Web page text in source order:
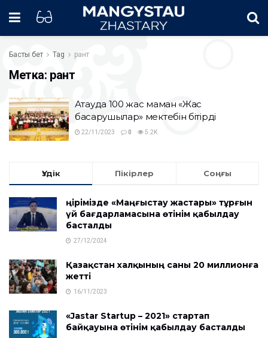
Басты бет Tag рант
Метка: рант
Ақтауда 100 жас маман «Жас
басқарушылар» мектебін бітірді
22/11/2023 0 5.2K
Үздік Пікірлер Соңғы
Өңірімізде «Маңғыстау жастары» тұрғын
үй бағдарламасына өтінім қабылдау
басталды
27/12/2024
Қазақстан халқының саны 20 миллионға
жетті
16/11/2023
«Jastar Startup – 2021» стартап
байқауына өтінім қабылдау басталды